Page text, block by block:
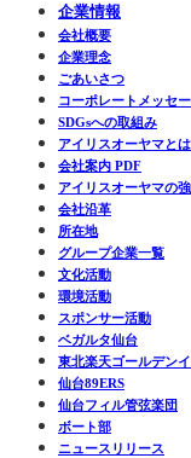
企業情報
会社概要
企業理念
ごあいさつ
コーポレートメッセ
SDGsへの取組み
アイリスオーヤマとは
会社案内 PDF
アイリスオーヤマの
会社沿革
所在地
グループ企業一覧
文化活動
環境活動
スポンサー活動
ベガルタ仙台
東北楽天ゴールデン
仙台89ERS
仙台フィル管弦楽団
ボート部
ニュースリリース